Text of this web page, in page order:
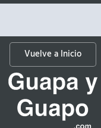
Vuelve a Inicio